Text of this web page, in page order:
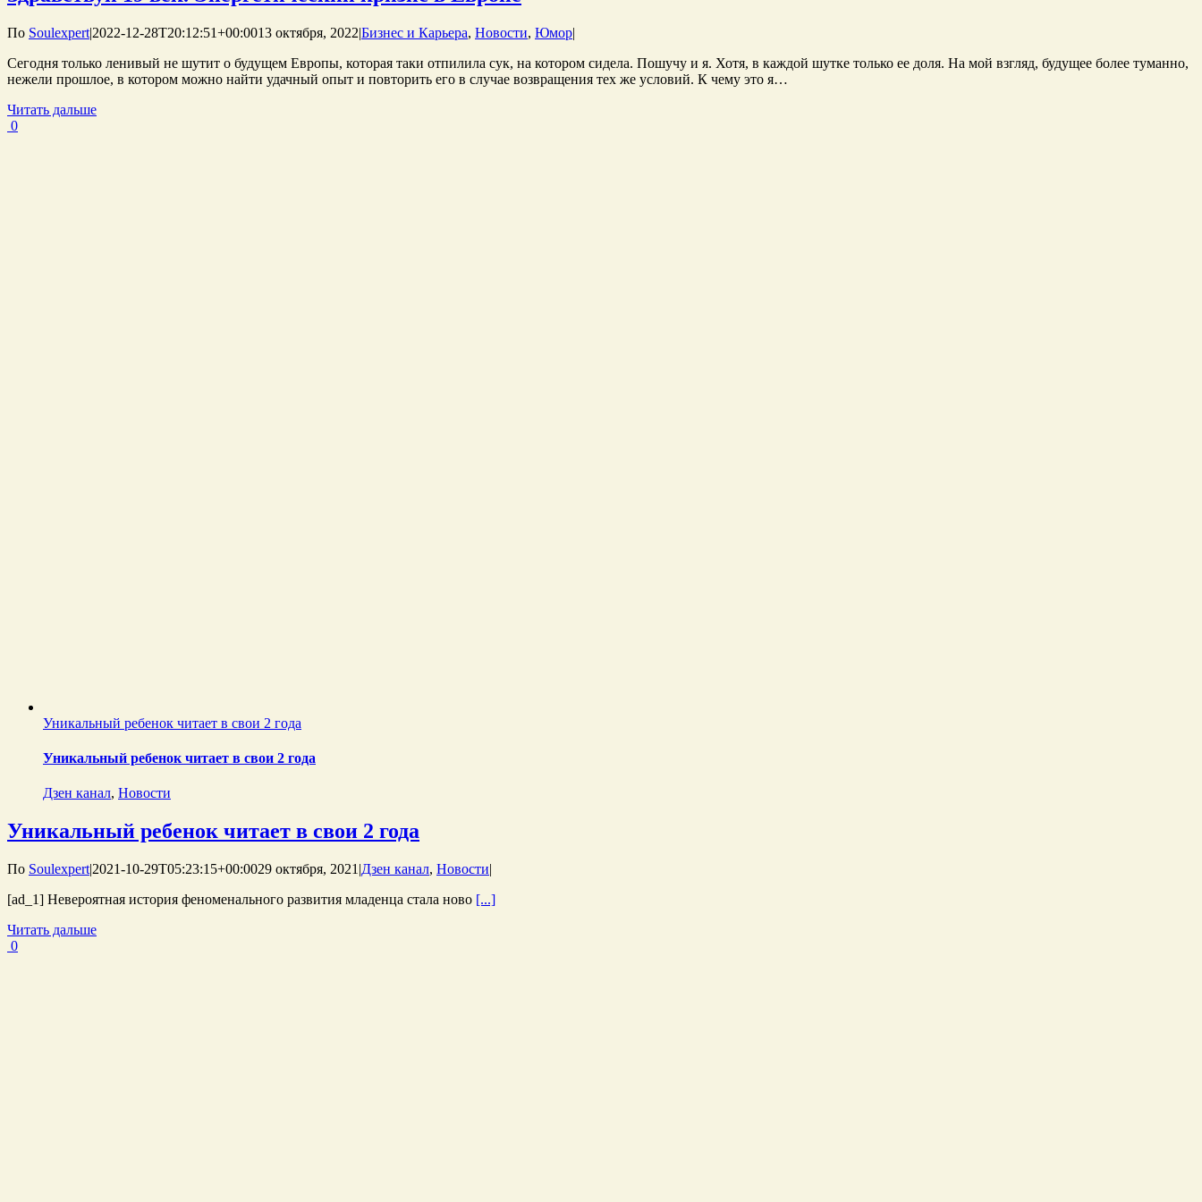
По Soulexpert|2022-12-28T20:12:51+00:0013 октября, 2022|Бизнес и Карьера, Новости, Юмор|
Сегодня только ленивый не шутит о будущем Европы, которая таки отпилила сук, на котором сидела. Пошучу и я. Хотя, в каждой шутке только ее доля. На мой взгляд, будущее более туманно,
нежели прошлое, в котором можно найти удачный опыт и повторить его в случае возвращения тех же условий. К чему это я…
Читать дальше
0
Уникальный ребенок читает в свои 2 года
Уникальный ребенок читает в свои 2 года
Дзен канал, Новости
Уникальный ребенок читает в свои 2 года
По Soulexpert|2021-10-29T05:23:15+00:0029 октября, 2021 |Дзен канал, Новости|
[ad_1] Невероятная история феноменального развития младенца стала ново [...]
Читать дальше
0